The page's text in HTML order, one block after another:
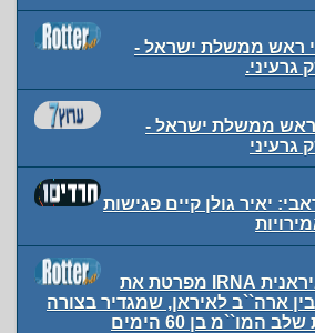
ראש ממשלת ישראל -
גרעיני.
ראש ממשלת ישראל -
גרעיני
יאיר גולן קיים פגישות
סוכנות הידיעות האיראנית IRNA מפרטת את
ארה``ב לאיראן, שמגדיר בצורה
בן 60 הימים